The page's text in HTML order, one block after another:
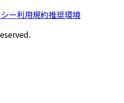
ー利用規約推奨環境